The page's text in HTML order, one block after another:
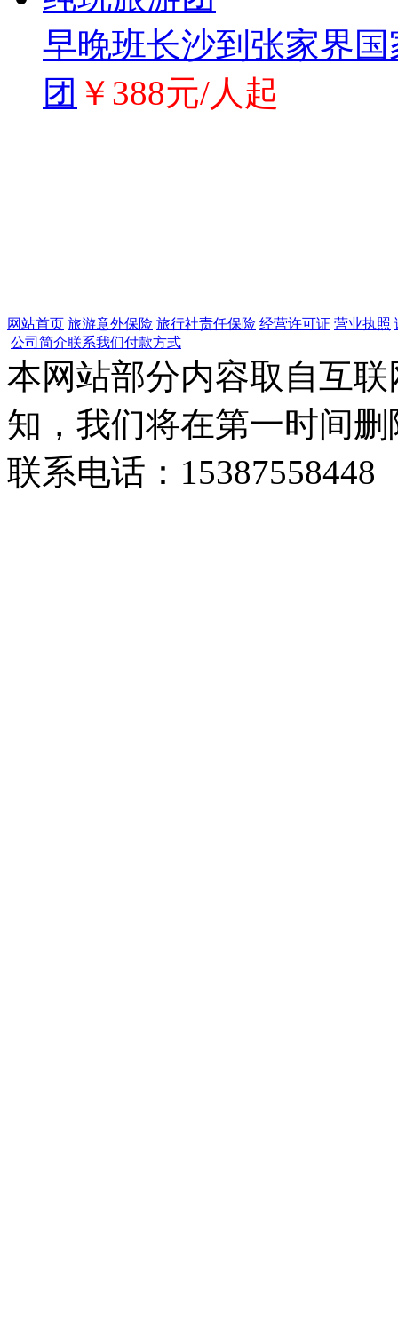
早晚班长沙到张家界
团 ￥388元/人起
网站首页 旅游意外保险 旅行社责任保险 经营许可证 营业执照
公司简介联系我们付款方式
本网站部分内容取自互
知，我们将在第一时间
联系电话：15387558448